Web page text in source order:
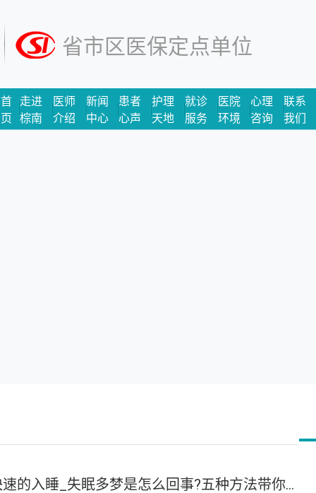
省市区医保定点单位
首
页
走进
棕南
医师
介绍
新闻
中心
患者
心声
护理
天地
就诊
服务
医院
环境
心理
咨询
联系
我们
如何让自己快速的入睡_失眠多梦是怎么回事?五种方法带你酣然入睡!